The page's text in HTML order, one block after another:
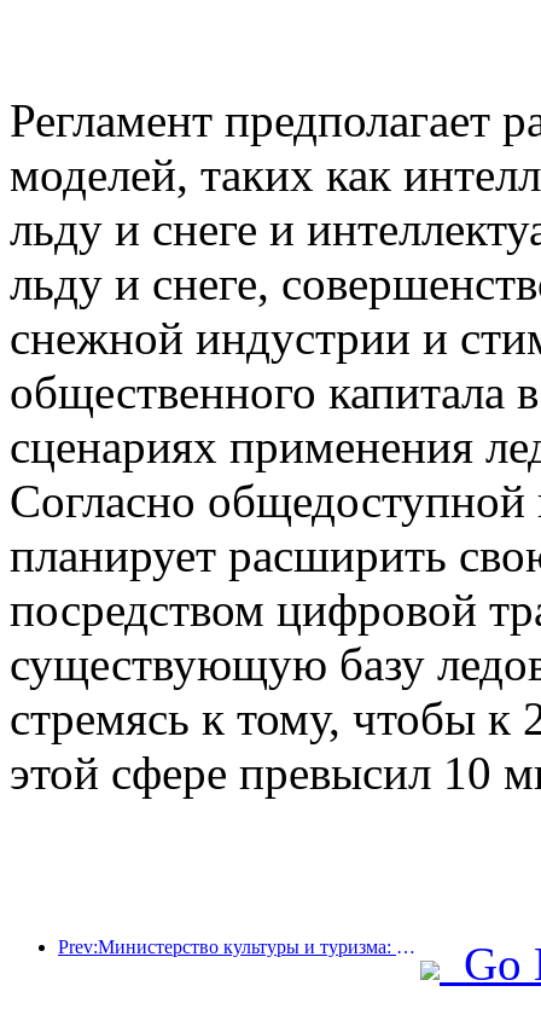
Регламент предполагает
моделей, таких как
льду и снеге и
льду и снеге,
снежной индустрии и
общественного капитала
сценариях применения
Согласно
планирует расширить
посредством цифровой
существующую базу
стремясь к тому, чтобы к
этой сфере превысил 10
Prev:Министерство культуры и туризма: уделяет особое внимание как спросу, так и предложению для регулирования культурной и туристической потребительской деятельности и путешествий.
Go